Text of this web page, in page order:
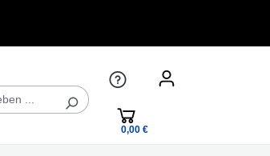
0,00 €*